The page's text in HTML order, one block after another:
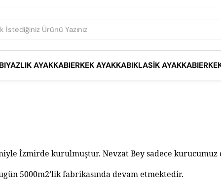
YAZLIK AYAKKABIERKEK AYAKKABIKLASIK AYAKKABI
İzmirde kurulmuştur. Nevzat Bey sadece kurucumuz
5000m2’lik fabrikasında devam etmektedir.